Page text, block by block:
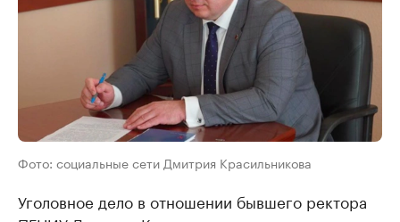
Фото: социальные сети Дмитрия Красильникова
Уголовное дело в отношении бывшего ректора